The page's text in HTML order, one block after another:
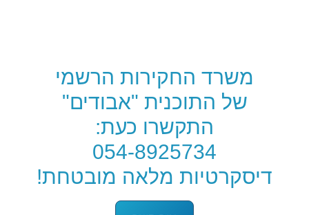
משרד החקירות הרשמי
של התוכנית "אבודים"
התקשרו כעת:
054-8925734
דיסקרטיות מלאה מובטחת!